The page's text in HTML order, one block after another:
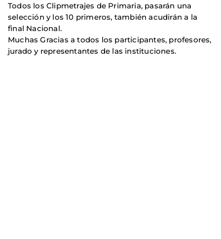
Todos los Clipmetrajes de Primaria, pasarán una
selección y los 10 primeros, también acudirán a la
final Nacional.
Muchas Gracias a todos los participantes, profesores,
jurado y representantes de las instituciones.